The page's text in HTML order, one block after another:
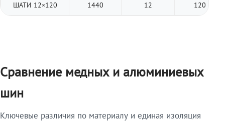
ШАТИ 12×120 1440 12 120
Сравнение медных и алюминиевых
шин
Ключевые различия по материалу и единая изоляция